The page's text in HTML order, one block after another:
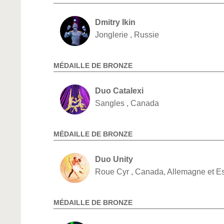
Dmitry Ikin
Jonglerie , Russie
MÉDAILLE DE BRONZE
Duo Catalexi
Sangles , Canada
MÉDAILLE DE BRONZE
Duo Unity
Roue Cyr , Canada, Allemagne et
MÉDAILLE DE BRONZE